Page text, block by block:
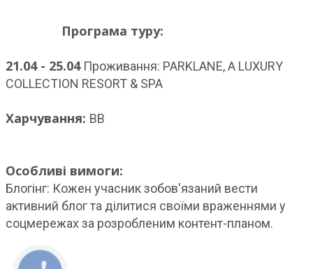
Програма туру:
21.04 - 25.04Проживання: PARKLANE, A LUXURY
COLLECTION RESORT & SPA
Харчування: BB
Особливі вимоги:
Блогінг: Кожен учасник зобов'язаний вести
активний блог та ділитися своїми враженнями у
соцмережах за розробленим контент-планом.